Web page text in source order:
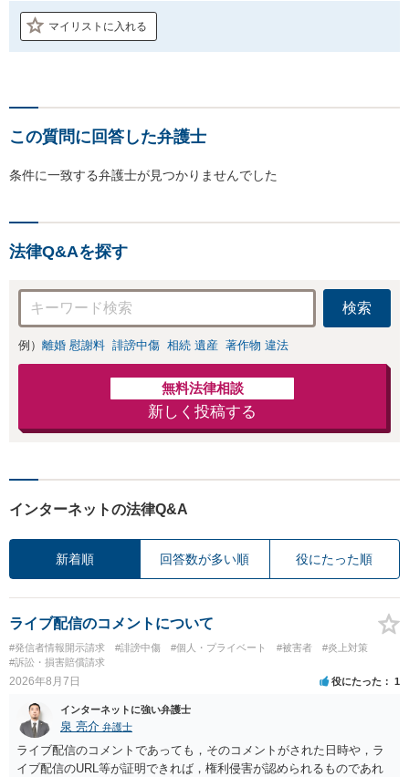
マイリストに入れる
この質問に回答した弁護士
条件に一致する弁護士が見つかりませんでした
法律Q&Aを探す
検索
例） 離婚 慰謝料 誹謗中傷 相続 遺産 著作物 違法
無料法律相談
新しく投稿する
インターネットの法律Q&A
新着順 回答数が多い順 役にたった順
ライブ配信のコメントについて
#発信者情報開示請求 #誹謗中傷 #個人・プライベート #被害者
#炎上対策
#訴訟・損害賠償請求
2026年8月7日 役にたった 1
インターネットに強い弁護士
泉 亮介 弁護士
ライブ配信のコメントであっても，そのコメントがされた日時や，ラ
イブ配信のURL等が証明できれば，権利侵害が認められるものであれ